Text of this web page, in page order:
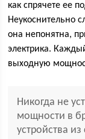
как спрячете ее
Неукоснительно
она непонятна,
электрика.
выходную
Никогда не
мощности в
устройства из